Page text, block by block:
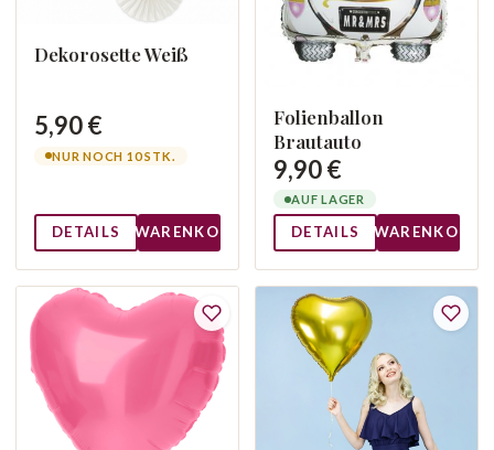
Dekorosette Weiß
5,90 €
NUR NOCH 10 STK.
DETAILS WARENKORB
Folienballon
Brautauto
9,90 €
AUF LAGER
DETAILS WARENKORB